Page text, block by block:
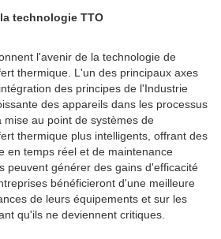
technologie TTO
l'avenir de la technologie de
thermique. L'un des principaux axes
des principes de l'Industrie
des appareils dans les processus
au point de systèmes de
thermique plus intelligents, offrant des
en temps réel et de maintenance
peuvent générer des gains d'efficacité
bénéficieront d'une meilleure
de leurs équipements et sur les
qu'ils ne deviennent critiques.